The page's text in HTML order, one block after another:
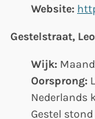
Website:
Gestelstraat, Leo
Wijk:
Oorsprong:
Nederlands
Gestel